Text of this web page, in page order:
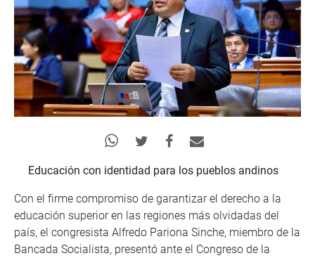
Educación con identidad para los pueblos andinos
Con el firme compromiso de garantizar el derecho a la
educación superior en las regiones más olvidadas del
país, el congresista Alfredo Pariona Sinche, miembro de la
Bancada Socialista, presentó ante el Congreso de la